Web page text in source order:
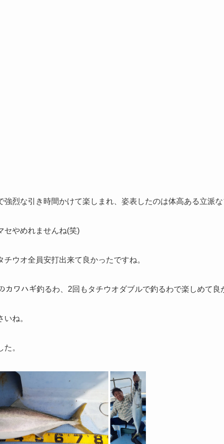
烈な引き時間かけて楽しまれ、姿表したのは体高ある立派な
セやめれませんね(笑)
ウオ全員安打出来て良かったですね。
カワハギ釣るわ、2回もタチウオダブルで釣るわで楽しめて良
ね。
。